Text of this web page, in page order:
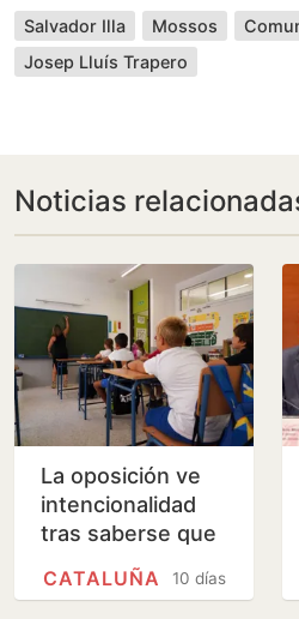
Salvador Illa Mossos
Josep Lluís Trapero
Noticias
La oposición ve
intencionalidad
tras saberse que
Cataluña se
queda fuera del
10 días
CATALUÑA